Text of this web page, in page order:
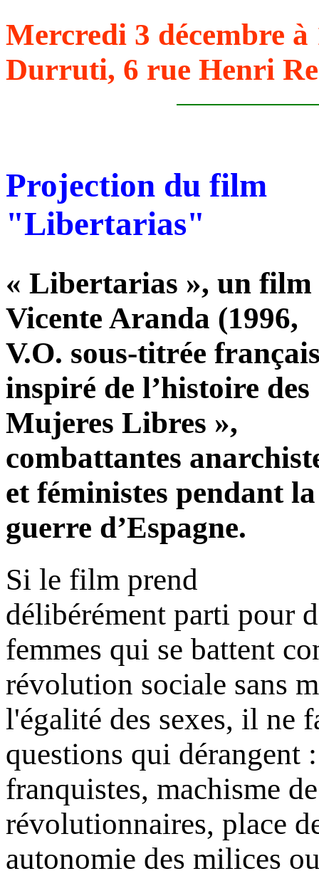
Mercredi 3 décembre à
Durruti, 6 rue Henri
Projection du film
"Libertarias"
« Libertarias », un film
Vicente Aranda (1996,
V.O. sous‐titrée
inspiré de l’histoire des
Mujeres Libres »,
combattantes
et féministes pendant la
guerre d’Espagne.
Si le film prend
délibérément parti pour
femmes qui se battent
révolution sociale sans
l'égalité des sexes, il ne
questions qui dérangent
franquistes, machisme
révolutionnaires, place
autonomie des milices